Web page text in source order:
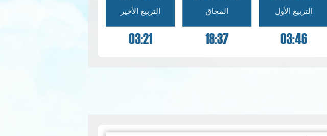
التربيع الأخير
03:21
المحاق
18:37
التربيع الأول
03:46